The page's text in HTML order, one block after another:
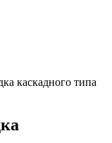
каскадного типа